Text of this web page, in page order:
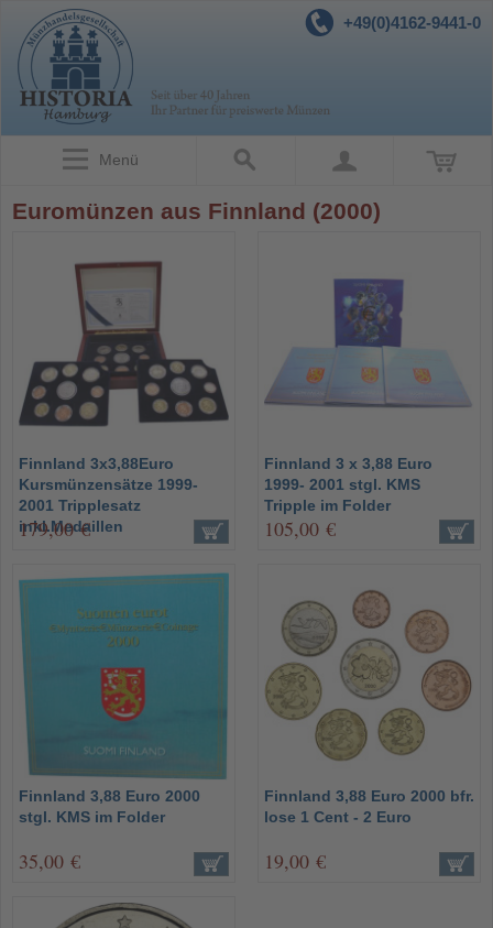
+49(0)4162-9441-0
Menü
Euromünzen aus Finnland (2000)
Finnland 3x3,88Euro
Kursmünzensätze 1999-
2001 Tripplesatz
inkl.Medaillen
179,00 €
Finnland 3 x 3,88 Euro
1999- 2001 stgl. KMS
Tripple im Folder
105,00 €
Finnland 3,88 Euro 2000
stgl. KMS im Folder
35,00 €
Finnland 3,88 Euro 2000 bfr.
lose 1 Cent - 2 Euro
19,00 €